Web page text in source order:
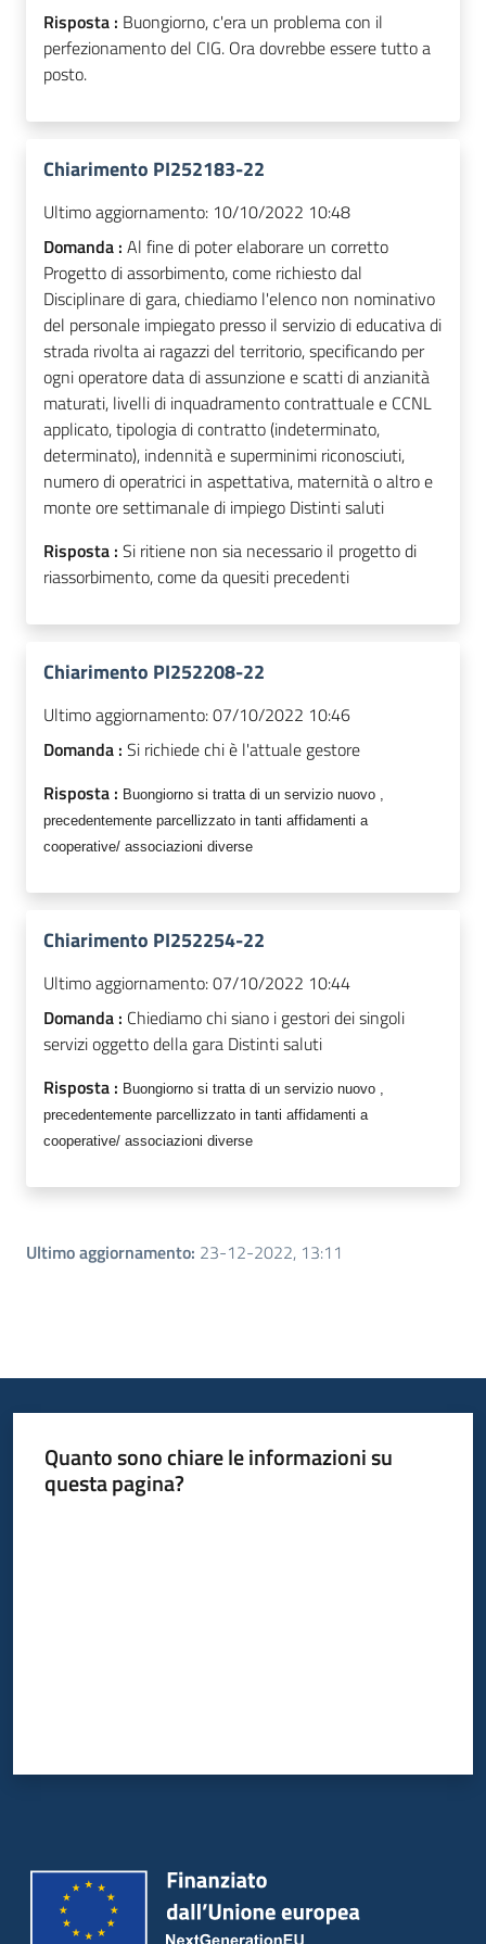
Risposta : Buongiorno, c'era un problema con il
perfezionamento del CIG. Ora dovrebbe essere tutto a
posto.
Chiarimento PI252183-22
Ultimo aggiornamento: 10/10/2022 10:48
Domanda : Al fine di poter elaborare un corretto
Progetto di assorbimento, come richiesto dal
Disciplinare di gara, chiediamo l'elenco non nominativo
del personale impiegato presso il servizio di educativa di
strada rivolta ai ragazzi del territorio, specificando per
ogni operatore data di assunzione e scatti di anzianità
maturati, livelli di inquadramento contrattuale e CCNL
applicato, tipologia di contratto (indeterminato,
determinato), indennità e superminimi riconosciuti,
numero di operatrici in aspettativa, maternità o altro e
monte ore settimanale di impiego Distinti saluti
Risposta : Si ritiene non sia necessario il progetto di
riassorbimento, come da quesiti precedenti
Chiarimento PI252208-22
Ultimo aggiornamento:07/10/2022 10:46
Domanda : Si richiede chi è l'attuale gestore
Risposta : Buongiorno si tratta di un servizio nuovo ,
precedentemente parcellizzato in tanti affidamenti a
cooperative/ associazioni diverse
Chiarimento PI252254-22
Ultimo aggiornamento:07/10/2022 10:44
Domanda : Chiediamo chi siano i gestori dei singoli
servizi oggetto della gara Distinti saluti
Risposta : Buongiorno si tratta di un servizio nuovo ,
precedentemente parcellizzato in tanti affidamenti a
cooperative/ associazioni diverse
Ultimo aggiornamento: 23-12-2022, 13:11
Quanto sono chiare le informazioni su
questa pagina?